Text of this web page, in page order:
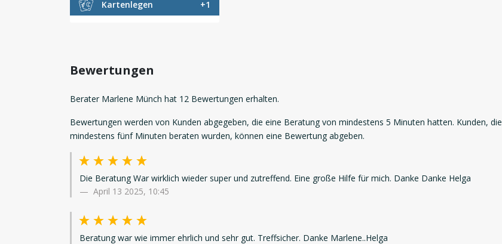
Kartenlegen +1
Bewertungen
Berater Marlene Münch hat 12 Bewertungen erhalten.
Bewertungen werden von Kunden abgegeben, die eine Beratung von mindestens 5 Minuten hatten. Kunden, die
mindestens fünf Minuten beraten wurden, können eine Bewertung abgeben.
Die Beratung War wirklich wieder super und zutreffend. Eine große Hilfe für mich. Danke Danke Helga
April 13 2025, 10:45
Beratung war wie immer ehrlich und sehr gut. Treffsicher. Danke Marlene..Helga